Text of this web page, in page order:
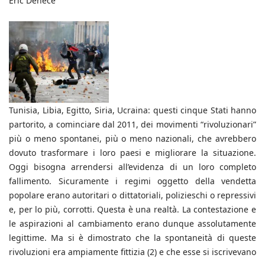
Tunisia, Libia, Egitto, Siria, Ucraina: questi cinque Stati hanno
partorito, a cominciare dal 2011, dei movimenti “rivoluzionari”
più o meno spontanei, più o meno nazionali, che avrebbero
dovuto trasformare i loro paesi e migliorare la situazione.
Oggi bisogna arrendersi all’evidenza di un loro completo
fallimento. Sicuramente i regimi oggetto della vendetta
popolare erano autoritari o dittatoriali, polizieschi o repressivi
e, per lo più, corrotti. Questa è una realtà. La contestazione e
le aspirazioni al cambiamento erano dunque assolutamente
legittime. Ma si è dimostrato che la spontaneità di queste
rivoluzioni era ampiamente fittizia (2) e che esse si iscrivevano